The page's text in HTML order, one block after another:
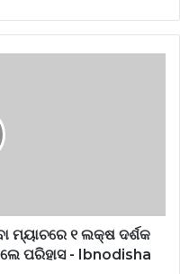
ମ୍ୟାଚରେ ୧ ଲକ୍ଷ ଦର୍ଶକ
ପରିହାସ - Ibnodisha